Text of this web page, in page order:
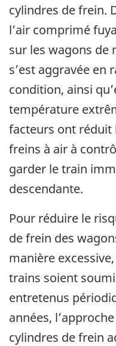
cylindres de frein.
l’air comprimé
sur les wagons de
s’est aggravée en
condition, ainsi
température
facteurs ont réduit
freins à air à
garder le train
descendante.
Pour réduire le
de frein des
manière
trains soient
entretenus
années,
cylindres de frein